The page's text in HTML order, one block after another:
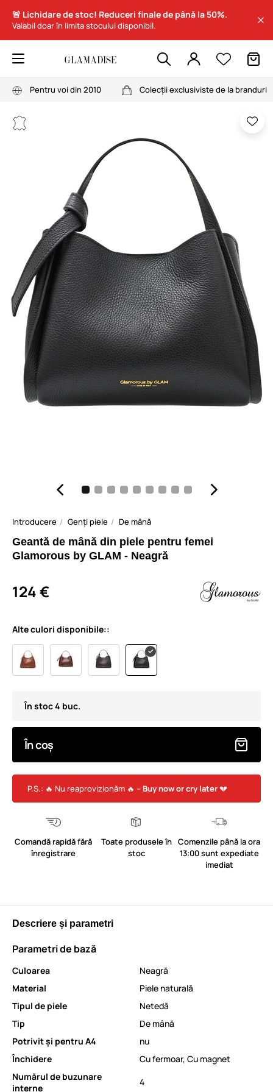
🚨 Lichidare de stoc! Reduceri finale de până la 50%.
Valabil doar în limita stocului disponibil.
Pentru voi din 2010 Colecții exclusiviste de la branduri
Introducere Genți piele De mână
Geantă de mână din piele pentru femei
Glamorous by GLAM - Neagră
124 €
Alte culori disponibile::
În stoc 4 buc.
În coș
P.S.: 🔥 Nu reaprovizionăm 🔥 – Buy now or cry later💔
Comandă rapidă fără
înregistrare
Toate produsele în
stoc
Comenzile până la ora
13:00 sunt expediate
imediat
Descriere și parametri
Parametri de bază
Culoarea
Neagră
Material
Piele naturală
Tipul de piele
Netedă
Tip
De mână
Potrivit și pentru A4
nu
Închidere
Cu fermoar, Cu magnet
Numărul de buzunare
interne
4